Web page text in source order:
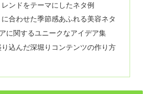
ンドをテーマにしたネタ例
合わせた季節感あふれる美容ネタ
に関するユニークなアイデア集
込んだ深堀りコンテンツの作り方